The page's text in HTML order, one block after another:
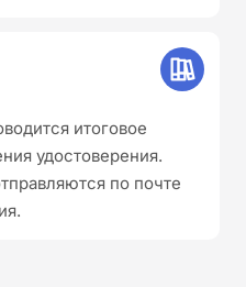
итоговое
удостоверения.
по почте